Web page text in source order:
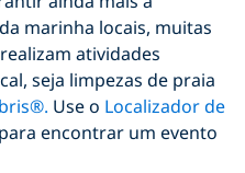
marinha locais, muitas
atividades
seja limpezas de praia
Use o Localizador de
para encontrar um evento